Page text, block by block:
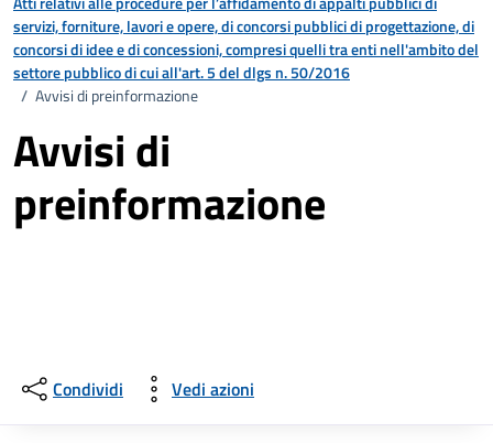
servizi, forniture, lavori e opere, di concorsi pubblici di progettazione, di
concorsi di idee e di concessioni, compresi quelli tra enti nell'ambito del
settore pubblico di cui all'art. 5 del dlgs n. 50/2016
/ Avvisi di preinformazione
Avvisi di
preinformazione
Condividi Vedi azioni